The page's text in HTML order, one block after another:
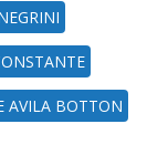
AVILA BOTTON